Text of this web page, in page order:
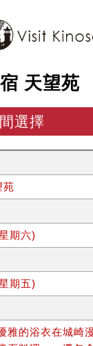
天望苑
選擇
苑
期六)
期五)
雅的浴衣在城崎